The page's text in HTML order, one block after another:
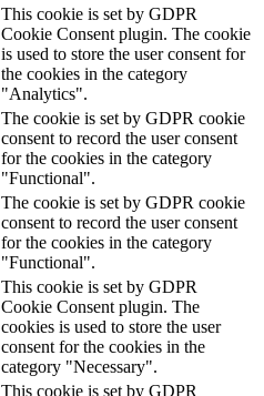
This cookie is set by GDPR
Cookie Consent plugin. The cookie
is used to store the user consent for
the cookies in the category
"Analytics".
The cookie is set by GDPR cookie
consent to record the user consent
for the cookies in the category
"Functional".
The cookie is set by GDPR cookie
consent to record the user consent
for the cookies in the category
"Functional".
This cookie is set by GDPR
Cookie Consent plugin. The
cookies is used to store the user
consent for the cookies in the
category "Necessary".
This cookie is set by GDPR